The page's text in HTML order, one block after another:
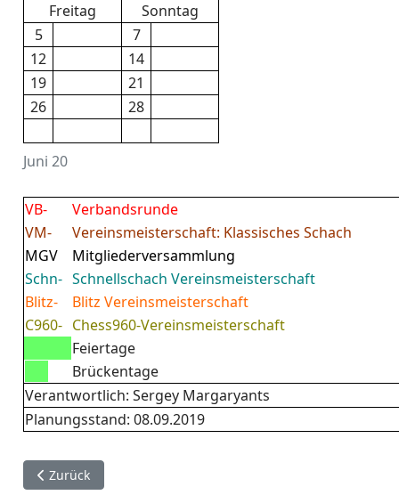
Juni 20
Freitag
Sonntag
5
7
12
14
19
21
26
28
VB-
Verbandsrunde
VM-
Vereinsmeisterschaft: Klassisches Schach
MGV
Mitgliederversammlung
Schn- Schnellschach Vereinsmeisterschaft
Blitz-
Blitz Vereinsmeisterschaft
C960- Chess960-Vereinsmeisterschaft
Feiertage
Brückentage
Verantwortlich: Sergey Margaryants
Planungsstand: 08.09.2019
Vorheriger Beitrag: Kurzkalender 2016/2017
Zurück